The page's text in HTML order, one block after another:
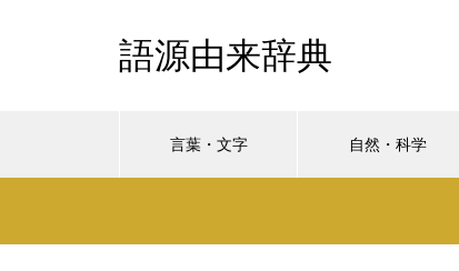
語源由来辞典
言葉・文字 自然・科学